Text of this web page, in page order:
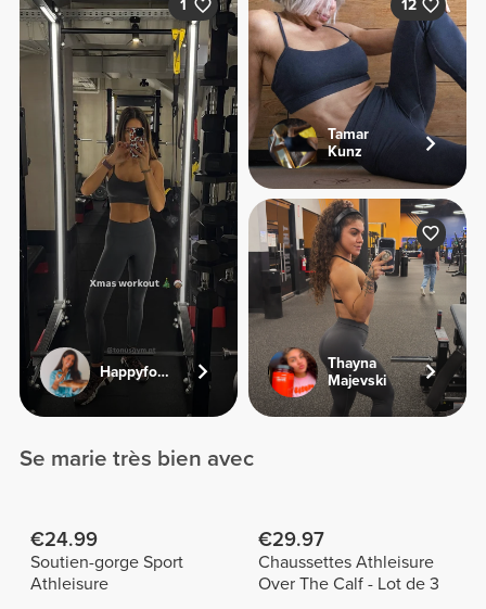
1
Happyfoodies.pt
12
Tamar
Kunz
Thayna
Majevski
Se marie très bien avec
€24.99
Soutien-gorge Sport
Athleisure
€29.97
Chaussettes Athleisure
Over The Calf - Lot de 3